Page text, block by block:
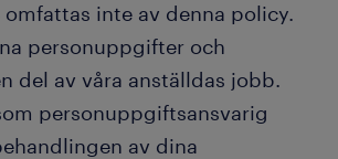
omfattas inte av denna policy.
personuppgifter och
del av våra anställdas jobb.
personuppgiftsansvarig
av dina